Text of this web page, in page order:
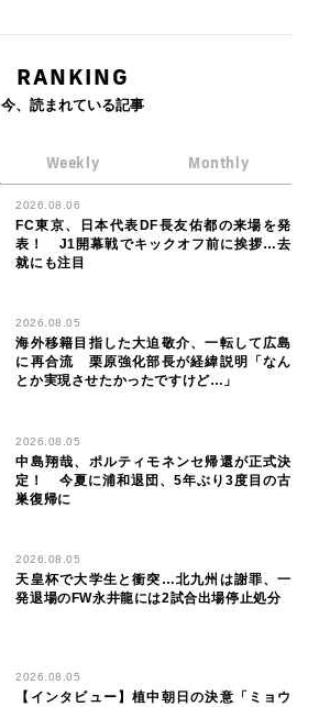
RANKING
今、読まれている記事
Weekly Monthly
2026.08.06
FC東京、日本代表DF長友佑都の来場を発
表！ J1開幕戦でキックオフ前に挨拶…去
就にも注目
2026.08.05
海外移籍目指した大迫敬介、一転して広島
に再合流 栗原強化部長が経緯説明「なん
とか実現させたかったですけど…」
2026.08.05
中島翔哉、ポルティモネンセ帰還が正式決
定！ 今夏に浦和退団、5年ぶり3度目の古
巣復帰に
2026.08.05
天皇杯で大学生と衝突…北九州は謝罪、一
発退場のFW永井龍には2試合出場停止処分
2026.08.05
【インタビュー】植中朝日の決意「ミョウ